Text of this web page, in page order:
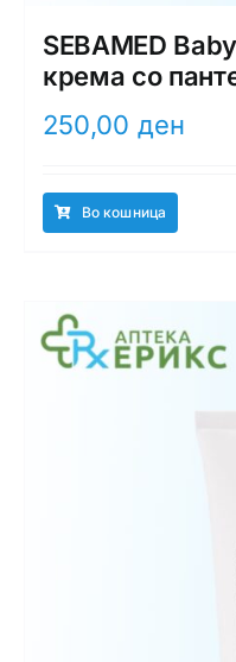
SEBAMED
крема со
250,00 ден
Во кошница